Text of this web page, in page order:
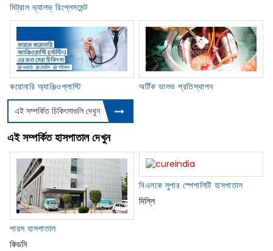
মিট্রাল ভ্যালভ্‌ রিপ্লেসমেন্ট
করোনারি অ্যাঞ্জিওপ্লাস্টি অর্টিক ভালভ প্রতিস্থাপন
এই সম্পর্কিত চিকিৎসাগুলি দেখুন
এই সম্পর্কিত হাসপাতাল দেখুন
পারস হাসপাতাল
কিডনি
বিএলকে সুপার স্পেশালিটি হাসপাতাল
দিল্লি